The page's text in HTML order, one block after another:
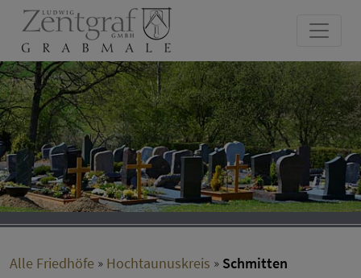
Alle Friedhöfe » Hochtaunuskreis » Schmitten